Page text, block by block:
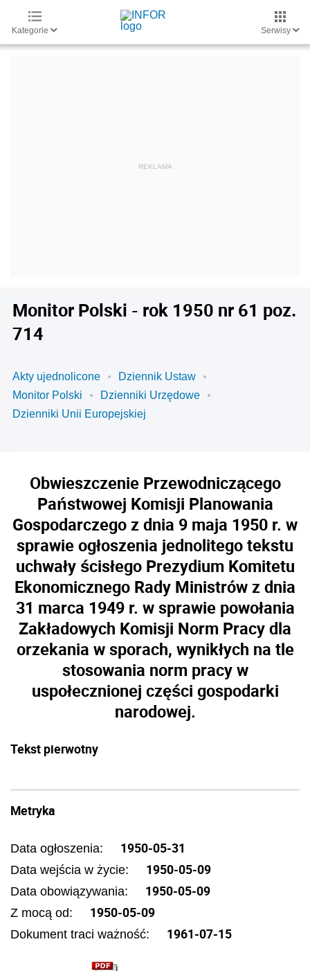
Kategorie Serwisy
Monitor Polski - rok 1950 nr 61 poz.
714
Akty ujednolicone
Dziennik Ustaw
Monitor Polski
Dzienniki Urzędowe
Dzienniki Unii Europejskiej
Obwieszczenie Przewodniczącego
Państwowej Komisji Planowania
Gospodarczego z dnia 9 maja 1950 r. w
sprawie ogłoszenia jednolitego tekstu
uchwały ścisłego Prezydium Komitetu
Ekonomicznego Rady Ministrów z dnia
31 marca 1949 r. w sprawie powołania
Zakładowych Komisji Norm Pracy dla
orzekania w sporach, wynikłych na tle
stosowania norm pracy w
uspołecznionej części gospodarki
narodowej.
Tekst pierwotny
Metryka
Data ogłoszenia: 1950-05-31
Data wejścia w życie: 1950-05-09
Data obowiązywania: 1950-05-09
Z mocą od: 1950-05-09
Dokument traci ważność: 1961-07-15